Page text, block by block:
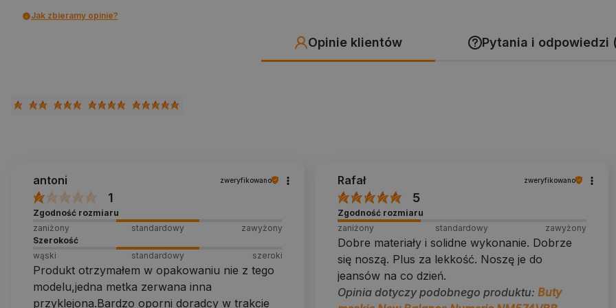
Jak zbieramy opinie?
Opinie klientów Pytania i odpowiedzi
antoni zweryfikowano
1
Zgodność rozmiaru
zaniżony
standardowy
zawyżony
Szerokość
wąski
standardowy szeroki
Produkt otrzymałem w opakowaniu nie z tego
modelu,jedna metka zerwana inna
przyklejona.Bardzo oporni doradcy w trakcie
Rafał zweryfikowano
5
Zgodność rozmiaru
zaniżony
standardowy zawyżony
Dobre materiały i solidne wykonanie. Dobrze
się noszą. Plus za lekkość. Noszę je do
jeansów na co dzień.
Opinia dotyczy podobnego produktu: Buty